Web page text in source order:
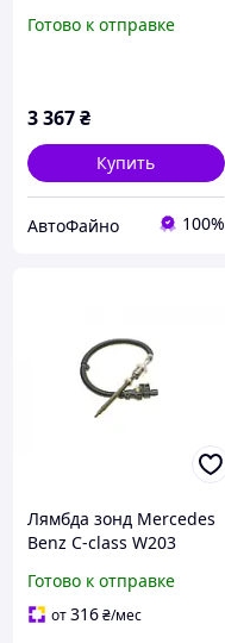
(W211)/S-клас (W220)
Готово к отправке
3 367₴
Купить
АвтоФайно 100%
Лямбда зонд Mercedes
Benz C-class W203
class W220 3.0D 4.0D
Smart Fortwo 0.8CDI 05-
Готово к отправке
от316₴/мес